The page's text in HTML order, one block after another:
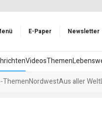
E-Paper Newsletter
VideosThemen
ThemenNordwestAus aller Welt